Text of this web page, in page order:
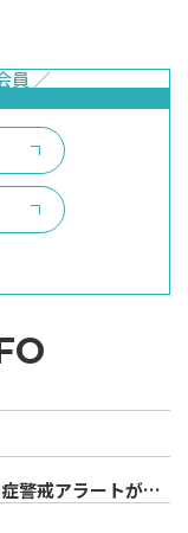
警戒アラートが発